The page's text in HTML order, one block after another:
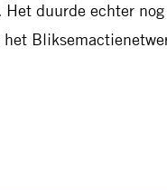
Het duurde echter
het